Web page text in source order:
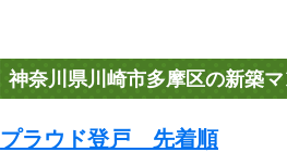
神奈川県川崎市多摩区の新築
プラウド登戸 先着順